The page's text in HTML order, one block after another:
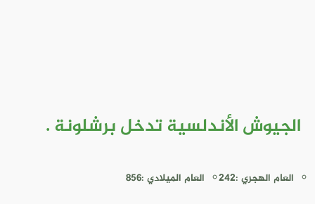
الجيوش الأندلسية تدخل برشلونة .
العام الهجري :242 العام الميلادي :856